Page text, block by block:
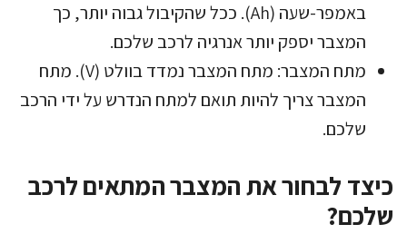
באמפר-שעה (Ah). ככל שהקיבול גבוה יותר, כך
המצבר יספק יותר אנרגיה לרכב שלכם.
מתח המצבר: מתח המצבר נמדד בוולט (V). מתח
המצבר צריך להיות תואם למתח הנדרש על ידי הרכב
שלכם.
כיצד לבחור את המצבר המתאים לרכב
שלכם?